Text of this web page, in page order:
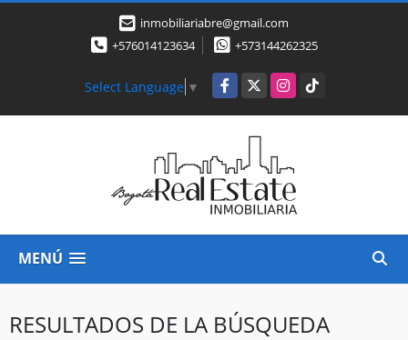
inmobiliariabre@gmail.com
+576014123634
+573144262325
Select Language ▼ Facebook
X Instagram
TikTok
MENÚ
RESULTADOS DE LA BÚSQUEDA